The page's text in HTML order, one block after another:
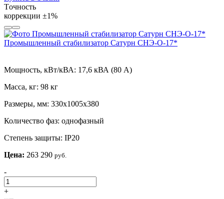
Tочность
коррекции ±1%
Промышленный стабилизатор Сатурн СНЭ-О-17*
Мощность, кВт/кВА: 17,6 кВА (80 А)
Масса, кг: 98 кг
Размеры, мм: 330х1005х380
Количество фаз: однофазный
Степень защиты: IP20
Цена: 263 290 руб.
-
+